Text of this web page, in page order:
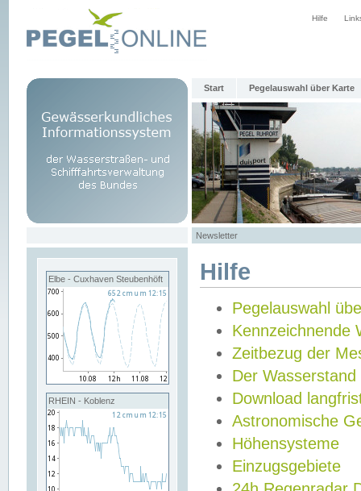
Hilfe
Start Pegelauswahl über Karte
Newsletter
Elbe - Cuxhaven Steubenhöft
RHEIN - Koblenz
Hilfe
Pegelauswahl
Kennzeichnende
Zeitbezug der
Der Wasserstand
Download
Astronomische
Höhensysteme
Einzugsgebiete